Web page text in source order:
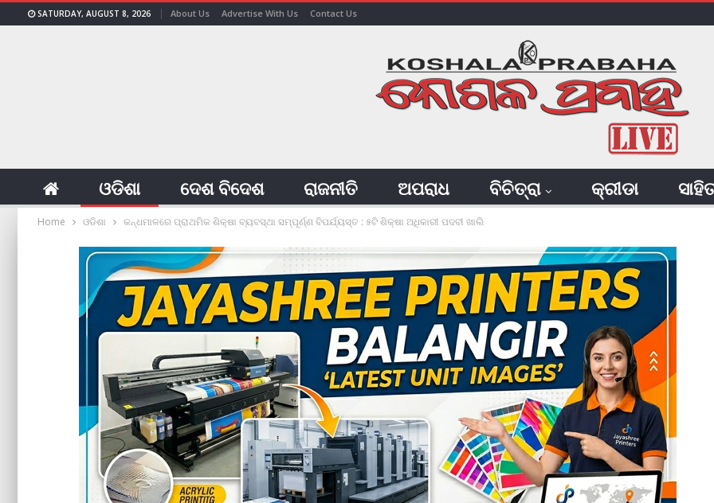
SATURDAY, AUGUST 8, 2026 About Us Advertise With Us Contact Us
ଓଡିଶା ଦେଶ ବିଦେଶ ରାଜନୀତି ଅପରାଧ ବିଚିତ୍ରା କ୍ରୀଡା
Home ଓଡିଶା କନ୍ଧମାଳରେ ପ୍ରାଥମିକ ଶିକ୍ଷା ବ୍ୟବସ୍ଥା ସମ୍ପୂର୍ଣ୍ଣ ବିପର୍ଯ୍ୟସ୍ତ : ୫ଟି ଶିକ୍ଷା ଅଧିକାରୀ ପଦବୀ ଖାଲି